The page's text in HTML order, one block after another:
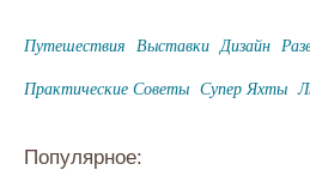
Путешествия Выставки Дизайн
Практические Советы Супер Яхты
Популярное: